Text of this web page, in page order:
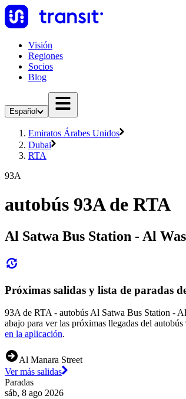
Visión
Regiones
Socios
Blog
Español
Emiratos Árabes Unidos
Dubai
RTA
93A
autobús 93A de RTA
Al Satwa Bus Station - Al
Próximas salidas y lista de paradas
93A de RTA - autobús Al Satwa Bus Station -
abajo para ver las próximas llegadas del
en la aplicación.
Al Manara Street
Ver más salidas
Paradas
sáb, 8 ago 2026